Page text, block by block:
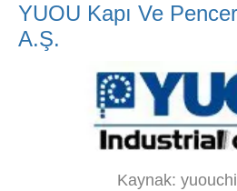
YUOU Kapı Ve
A.Ş.
Kaynak: